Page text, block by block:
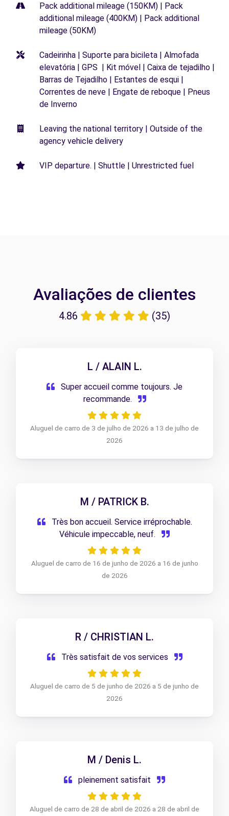
Pack additional mileage (150KM) | Pack
additional mileage (400KM) | Pack additional
mileage (50KM)
Cadeirinha | Suporte para bicileta | Almofada
elevatória | GPS | Kit móvel | Caixa de tejadilho |
Barras de Tejadilho | Estantes de esqui |
Correntes de neve | Engate de reboque | Pneus
de Inverno
Leaving the national territory | Outside of the
agency vehicle delivery
VIP departure. | Shuttle | Unrestricted fuel
Avaliações de clientes
4.86 (35)
L / ALAIN L.
Super accueil comme toujours. Je
recommande.
Aluguel de carro de 3 de julho de 2026 a 13 de julho de
2026
M / PATRICK B.
Très bon accueil. Service irréprochable.
Véhicule impeccable, neuf.
Aluguel de carro de 16 de junho de 2026 a 16 de junho
de 2026
R / CHRISTIAN L.
Très satisfait de vos services
Aluguel de carro de 5 de junho de 2026 a 5 de junho de
2026
M / Denis L.
pleinement satisfait
Aluguel de carro de 28 de abril de 2026 a 28 de abril de